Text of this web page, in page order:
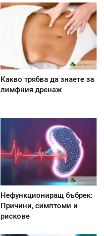
Какво трябва да знаете за
лимфния дренаж
Нефункциониращ бъбрек:
Причини, симптоми и
рискове